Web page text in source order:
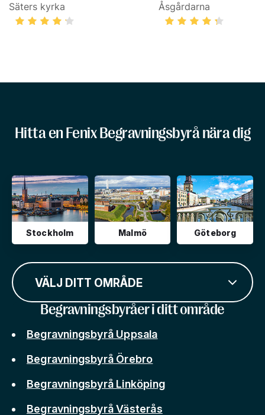
Säters kyrka Åsgårdarna
Hitta en Fenix Begravningsbyrå nära dig
Stockholm Malmö Göteborg
VÄLJ DITT OMRÅDE
Begravningsbyråer i ditt område
Begravningsbyrå Uppsala
Begravningsbyrå Örebro
Begravningsbyrå Linköping
Begravningsbyrå Västerås